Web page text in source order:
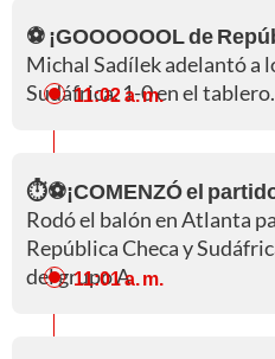
⚽ ¡GOOOOOOL de
Michal Sadílek adelantó a
Sudáfrica. 1-0 en el tablero.
11:02 a. m.
⏱️⚽¡COMENZÓ el
Rodó el balón en Atlanta
República Checa y
del grupo A.
11:01 a. m.